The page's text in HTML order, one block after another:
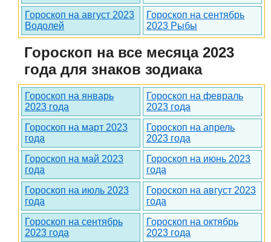
Гороскоп на август 2023
Водолей
Гороскоп на сентябрь
2023 Рыбы
Гороскоп на все месяца 2023
года для знаков зодиака
Гороскоп на январь
2023 года
Гороскоп на февраль
2023 года
Гороскоп на март 2023
года
Гороскоп на апрель
2023 года
Гороскоп на май 2023
года
Гороскоп на июнь 2023
года
Гороскоп на июль 2023
года
Гороскоп на август 2023
года
Гороскоп на сентябрь
2023 года
Гороскоп на октябрь
2023 года